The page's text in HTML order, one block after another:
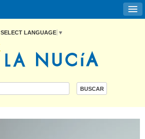
SELECT LANGUAGE ▼